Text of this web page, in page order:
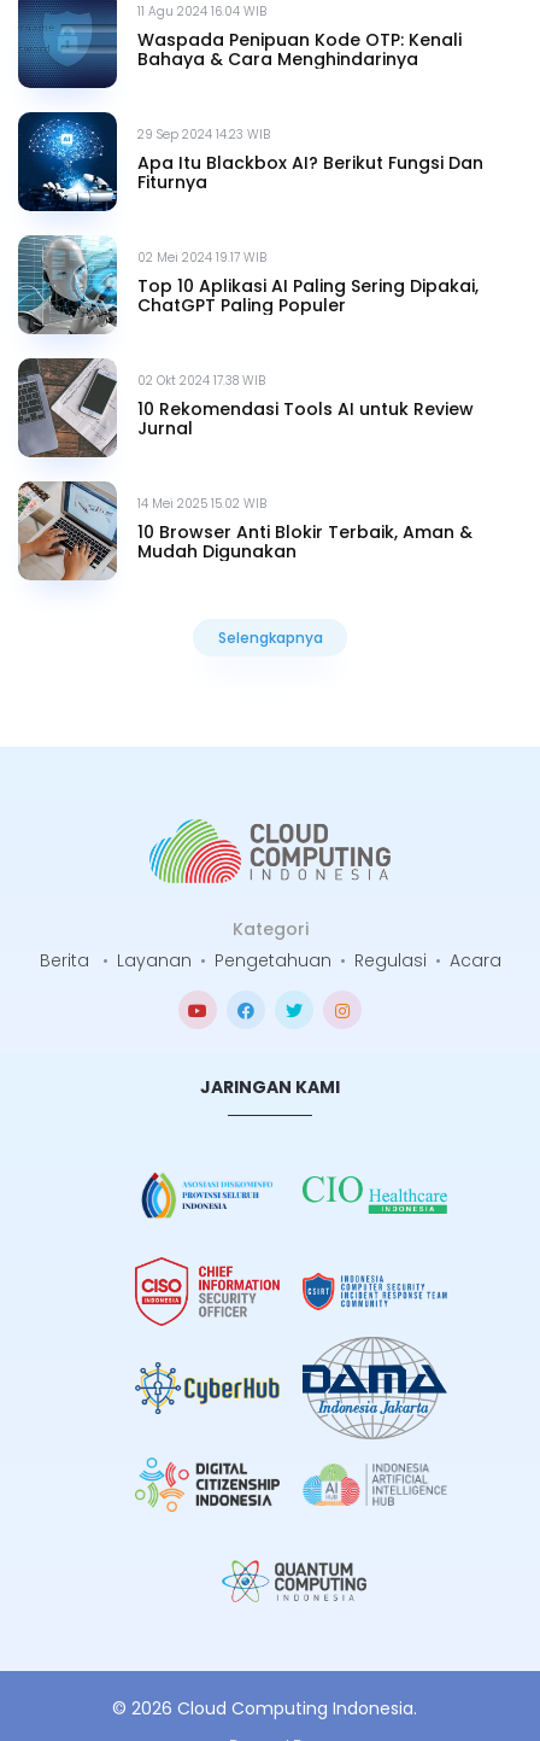
11 Agu 2024 16.04 WIB
Waspada Penipuan Kode OTP: Kenali
Bahaya & Cara Menghindarinya
29 Sep 2024 14.23 WIB
Apa Itu Blackbox AI? Berikut Fungsi Dan
Fiturnya
02 Mei 2024 19.17 WIB
Top 10 Aplikasi AI Paling Sering Dipakai,
ChatGPT Paling Populer
02 Okt 2024 17.38 WIB
10 Rekomendasi Tools AI untuk Review
Jurnal
14 Mei 2025 15.02 WIB
10 Browser Anti Blokir Terbaik, Aman &
Mudah Digunakan
Selengkapnya
Kategori
Berita
• Layanan • Pengetahuan • Regulasi • Acara
JARINGAN KAMI
© 2026 Cloud Computing Indonesia.